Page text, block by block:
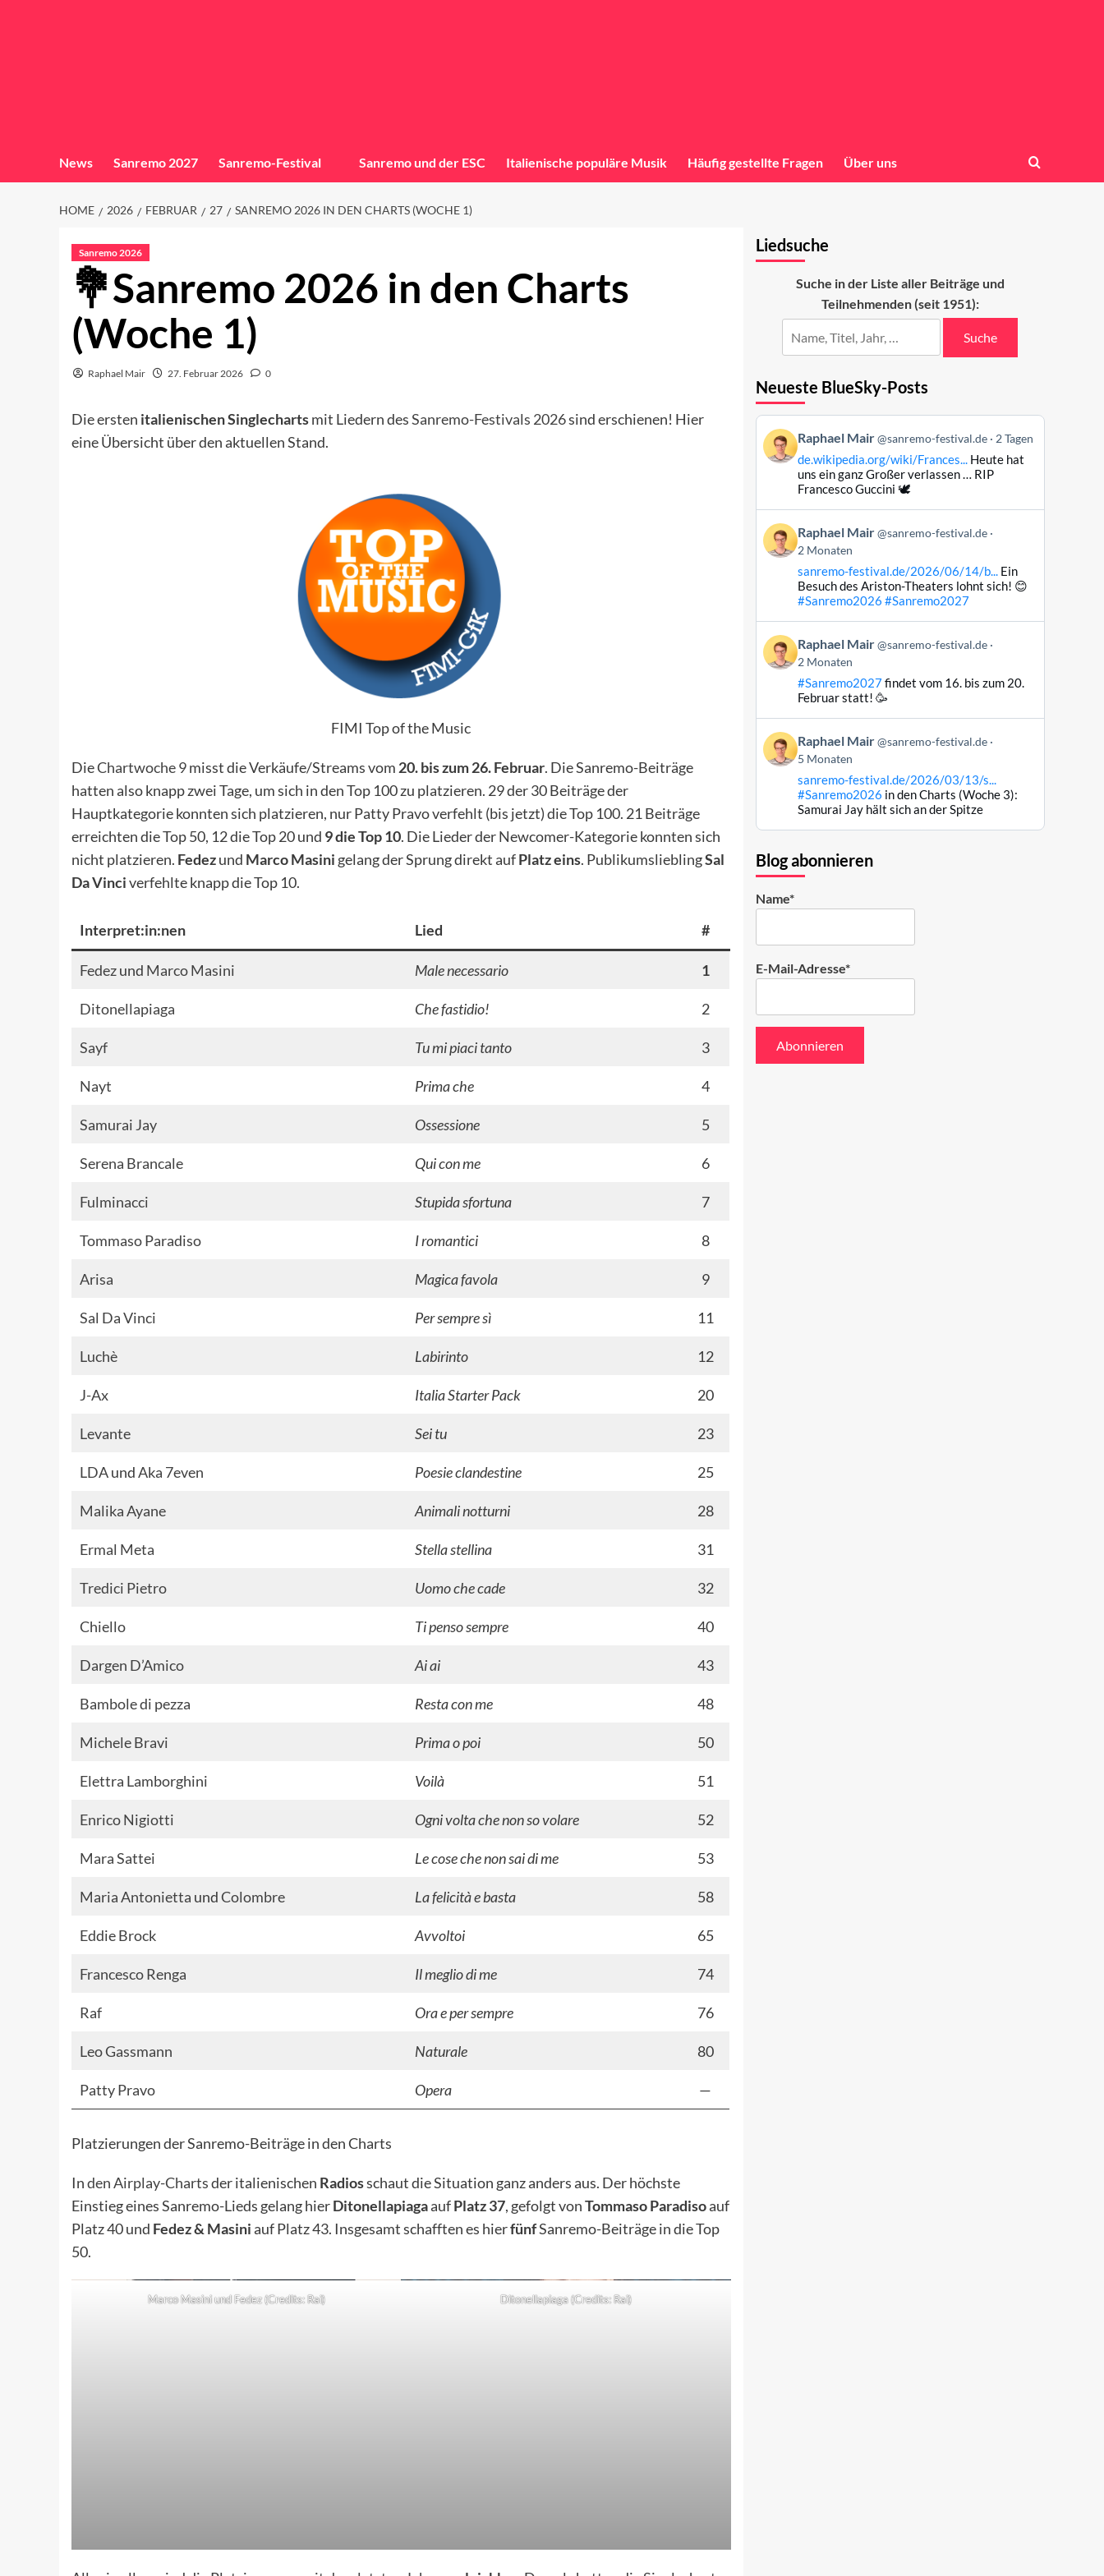
News Sanremo 2027 Sanremo-Festival Sanremo und der ESC Italienische populäre Musik Häufig gestellte Fragen Über uns
HOME 2026 FEBRUAR 27 SANREMO 2026 IN DEN CHARTS (WOCHE 1)
Sanremo 2026
Sanremo 2026 in den Charts
(Woche 1)
Raphael Mair 27. Februar 2026 0
Die ersten italienischen Singlechartsmit Liedern desSanremo-Festivals 2026sind erschienen! Hier
eine Übersicht über den aktuellen Stand.
FIMI Top of the Music
DieChartwoche 9misst die Verkäufe/Streams vom 20. bis zum 26. Februar. Die Sanremo-Beiträge
hatten also knapp zwei Tage, um sich in den Top 100 zu platzieren. 29 der 30 Beiträge der
Hauptkategorie konnten sich platzieren, nur Patty Pravo verfehlt (bis jetzt) die Top 100. 21 Beiträge
erreichten die Top 50, 12 die Top 20 und 9 die Top 10. Die Lieder der Newcomer-Kategorie konnten sich
nicht platzieren. Fedezund Marco Masini gelang der Sprung direkt aufPlatz eins. PublikumslieblingSal
Da Vinciverfehlte knapp die Top 10.
Interpret:in:nen Lied #
Fedezund Marco Masini Male necessario 1
Ditonellapiaga Che fastidio! 2
Sayf Tu mi piaci tanto 3
Nayt Prima che 4
Samurai Jay Ossessione 5
Serena Brancale Qui con me 6
Fulminacci Stupida sfortuna 7
Tommaso Paradiso I romantici 8
Arisa Magica favola 9
Sal Da Vinci Per sempre sì 11
Luchè Labirinto 12
J-Ax Italia Starter Pack 20
Levante Sei tu 23
LDAundAka 7even Poesie clandestine 25
Malika Ayane Animali notturni 28
Ermal Meta Stella stellina 31
Tredici Pietro Uomo che cade 32
Chiello Ti penso sempre 40
Dargen D’Amico Ai ai 43
Bambole di pezza Resta con me 48
Michele Bravi Prima o poi 50
Elettra Lamborghini Voilà 51
Enrico Nigiotti Ogni volta che non so volare 52
Mara Sattei Le cose che non sai di me 53
Maria Antonietta undColombre La felicità e basta 58
Eddie Brock Avvoltoi 65
Francesco Renga Il meglio di me 74
Raf Ora e per sempre 76
Leo Gassmann Naturale 80
Patty Pravo Opera —
Platzierungen der Sanremo-Beiträge in den Charts
Inden Airplay-Chartsder italienischen Radiosschaut die Situation ganz anders aus. Der höchste
Einstieg eines Sanremo-Lieds gelang hierDitonellapiagaaufPlatz 37, gefolgt vonTommaso Paradisoauf
Platz 40 und Fedez & Masiniauf Platz 43. Insgesamt schafften es hierfünfSanremo-Beiträge in die Top
50.
Marco Masini und Fedez (Credits: Rai) Ditonellapiaga (Credits: Rai)
Liedsuche
Suche in der Liste aller Beiträge und
Teilnehmenden (seit 1951):
Suche
Neueste BlueSky-Posts
Beitrag
von
Raphael
ansehen
Raphael Mair @sanremo-festival.de 2 Tagen
de.wikipedia.org/wiki/Frances...Heute hat
uns ein ganz Großer verlassen … RIP
Francesco Guccini 🕊️
Beitrag
von
Raphael
Raphael Mair @sanremo-festival.de
2 Monaten
sanremo-festival.de/2026/06/14/b...Ein
Besuch des Ariston-Theaters lohnt sich! 😊
#Sanremo2026 #Sanremo2027
Beitrag
von
Raphael
Bluesky
ansehen
Raphael Mair @sanremo-festival.de
2 Monaten
#Sanremo2027findet vom 16. bis zum 20.
Februar statt! 🥳
Beitrag
von
Raphael
Raphael Mair @sanremo-festival.de
5 Monaten
sanremo-festival.de/2026/03/13/s...
#Sanremo2026 in den Charts (Woche 3):
Samurai Jay hält sich an der Spitze
Blog abonnieren
Name*
E-Mail-Adresse*